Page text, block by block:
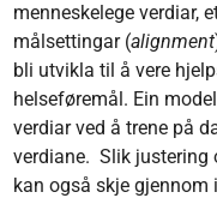
menneskelege verdiar,
målsettingar (alignment
bli utvikla til å vere
helseføremål. Ein
verdiar ved å trene på
verdiane. Slik justering
kan også skje gjennom